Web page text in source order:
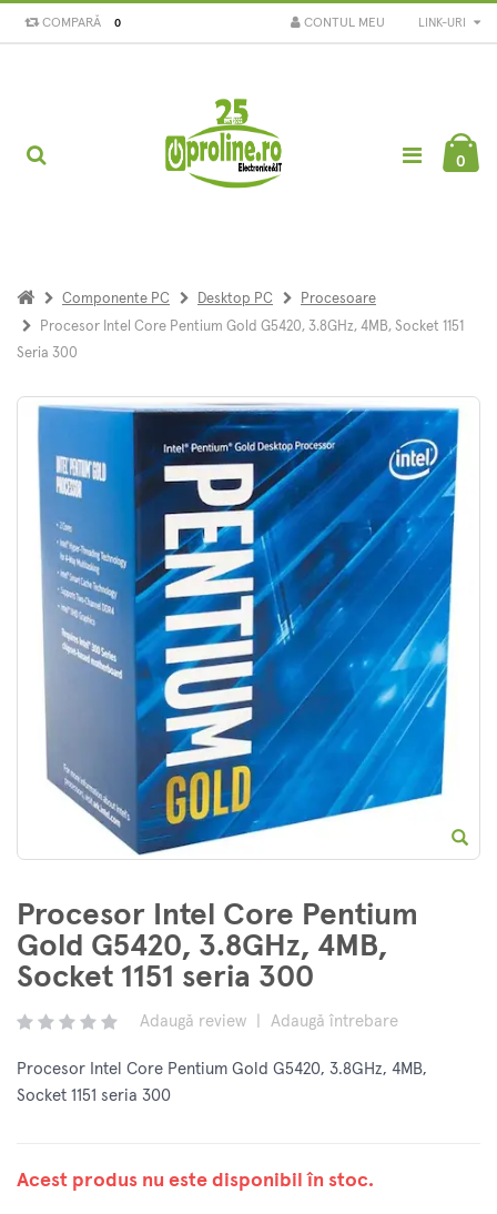
COMPARĂ 0 LINK-URI
CONTUL MEU
0
Componente PC Desktop PC
Procesoare
Procesor Intel Core Pentium Gold G5420, 3.8GHz, 4MB, Socket 1151
Seria 300
Procesor Intel Core Pentium
Gold G5420, 3.8GHz, 4MB,
Socket 1151 seria 300
Adaugă review Adaugă întrebare
Procesor Intel Core Pentium Gold G5420, 3.8GHz, 4MB,
Socket 1151 seria 300
Acest produs nu este disponibil în stoc.